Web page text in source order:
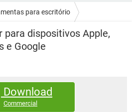
FACEBOOK
EXCEL
GMAIL
FACEBOOK
WHATSAPP
EXCEL
GMAIL
FACEBOOK
EXCEL
WHATSAPP
para escritório
para dispositivos Apple,
e Google
Download
Commercial